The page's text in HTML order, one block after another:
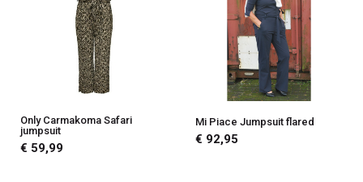
Only Carmakoma Safari
jumpsuit
€ 59,99
Mi Piace Jumpsuit flared
€ 92,95